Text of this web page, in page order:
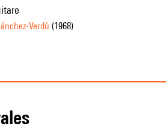
Verdú (1968)